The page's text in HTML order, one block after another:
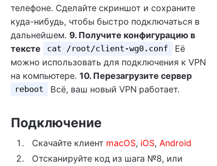
телефоне. Сделайте скриншот и сохраните
куда-нибудь, чтобы быстро подключаться в
дальнейшем. 9. Получите конфигурацию в
тексте
cat /root/client-wg0.conf
Её
можно использовать для подключения к VPN
на компьютере. 10. Перезагрузите сервер
reboot Всё, ваш новый VPN работает.
Подключение
Скачайте клиент macOS, iOS, Android
Отсканируйте код из шага №8, или